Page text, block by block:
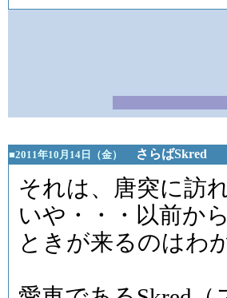
■2011年10月14日（金） さらばSkred
それは、唐突に訪れ
いや・・・以前か
ときが来るのはわ